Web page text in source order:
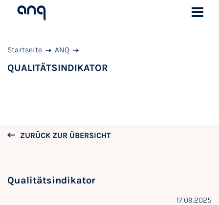
Startseite ANQ
QUALITÄTSINDIKATOR
ZURÜCK ZUR ÜBERSICHT
Qualitätsindikator
17.09.2025